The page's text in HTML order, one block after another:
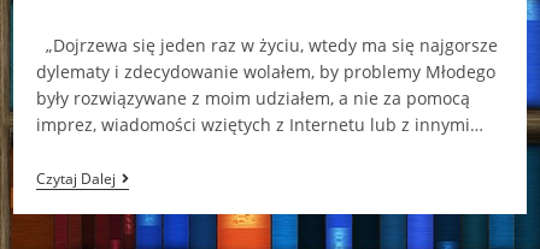
„Dojrzewa się jeden raz w życiu, wtedy ma się najgorsze
dylematy i zdecydowanie wolałem, by problemy Młodego
były rozwiązywane z moim udziałem, a nie za pomocą
imprez, wiadomości wziętych z Internetu lub z innymi…
Czytaj DalejDuży,
Młody
I
Elf